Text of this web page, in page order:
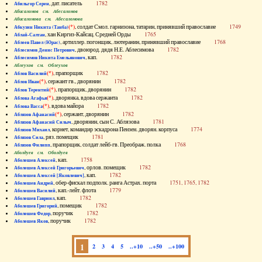
Абильгор Серен, дат. писатель 1782
Абисаломов см. Абесаломов
Абисаломова см. Абесаломова
Абкузин Никита (Танба)(*), солдат Смол. гарнизона, татарин, принявший православие 1749
Аблай-Салтан, хан Киргиз-Кайсац. Средней Орды 1765
Аблеев Павел (Юрас), артиллер. погонщик, лютеранин, принявший православие 1768
Аблесимов Денис Петрович, двоюрод. дядя Н.Е. Аблесимова 1782
Аблесимов Никита Емельянович, кап. 1782
Аблеухов см. Облеухов
Аблов Василий(*), прапорщик 1782
Аблов Иван(*), сержант гв., дворянин 1782
Аблов Терентий(*), прапорщик, дворянин 1782
Аблова Агафья(*), дворянка, вдова сержанта 1782
Аблова Васса(*), вдова майора 1782
Аблязов Афанасий(*), сержант, дворянин 1782
Аблязов Афанасий Силыч, дворянин, сын С. Аблязова 1781
Аблязов Михаил, корнет, командир эскадрона Пензен. дворян. корпуса 1774
Аблязов Сила, ряз. помещик 1781
Аблязов Филипп, прапорщик, солдат лейб-гв. Преображ. полка 1768
Аболдуев см. Оболдуев
Аболешев Алексей, кап. 1758
Аболешев Алексей Григорьевич, орлов. помещик 1782
Аболешев Алексей [Яковлевич], кап. 1782
Аболешев Андрей, обер-фискал подполк. ранга Астрах. порта 1751, 1765, 1782
Аболешев Василий, кап.-лейт. флота 1779
Аболешев Гавриил, кап. 1782
Аболешев Григорий, помещик 1782
Аболешев Федор, поручик 1782
Аболешев Яков, поручик 1782
1 2 3 4 5 ..+10 ..+50 ..+100